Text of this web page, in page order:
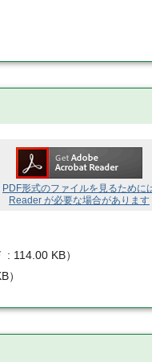
PDF形式のファイルを見るために
Reader が必要な場合があります
114.00 KB）
）